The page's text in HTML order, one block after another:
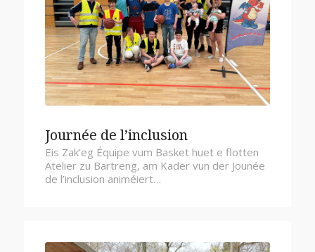
Journée de l’inclusion
Eis Zak’eg Équipe vum Basket huet e flotten
Atelier zu Bartreng, am Kader vun der Jounée
de l’inclusion animéiert…